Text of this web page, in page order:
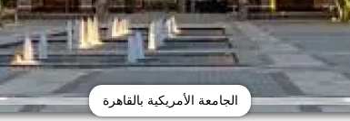
الجامعة الأمريكية بالقاهرة